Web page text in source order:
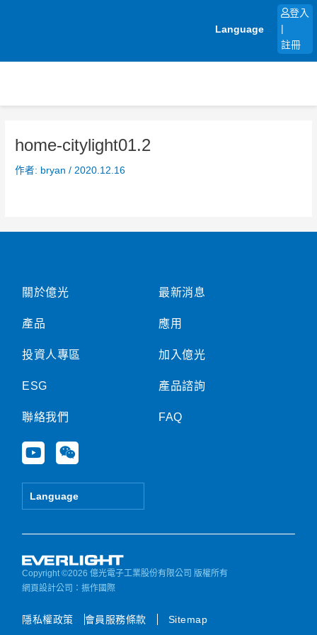
Language
登入
註冊
home-citylight01.2
作者: bryan/ 2020.12.16
關於億光
產品
投資人專區
ESG
聯絡我們
Y
o
u
e
W
e
i
Language
最新消息
應用
加入億光
產品諮詢
FAQ
Copyright ©2026 億光電子工業股份有限公司 版權所有
網頁設計公司 ：振作國際
隱私權政策 會員服務條款 Sitemap